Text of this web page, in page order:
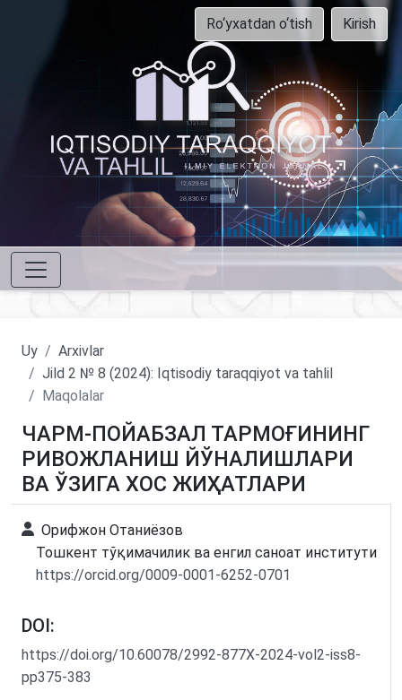
Ro‘yxatdan o‘tish Kirish
Uy
Arxivlar
Jild 2 № 8 (2024): Iqtisodiy taraqqiyot va tahlil
Maqolalar
ЧАРМ-ПОЙАБЗАЛ ТАРМОҒИНИНГ
РИВОЖЛАНИШ ЙЎНАЛИШЛАРИ
ВА ЎЗИГА ХОС ЖИҲАТЛАРИ
Орифжон Отаниёзов
Тошкент тўқимачилик ва енгил саноат институти
https://orcid.org/0009-0001-6252-0701
DOI:
https://doi.org/10.60078/2992-877X-2024-vol2-iss8-
pp375-383